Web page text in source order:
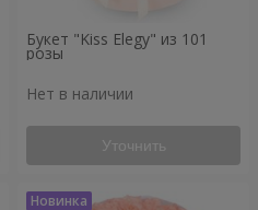
Букет "Kiss Elegy" из 101
розы
Нет в наличии
Уточнить